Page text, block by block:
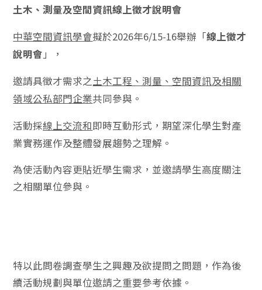
土木、測量及空間資訊線上徵才說明會
中華空間資訊學會擬於2026年6/15-16舉辦「線上徵才
說明會 」，
邀請具徵才需求之 土木工程、測量、空間資訊及相關
領域公私部門企業共同參與。
活動採線上交流和即時互動形式，期望深化學生對產
業實務運作及整體發展趨勢之理解。
為使活動內容更貼近學生需求，並邀請學生高度關注
之相關單位參與。
特以此問卷調查學生之興趣及欲提問之問題，作為後
續活動規劃與單位邀請之重要參考依據。